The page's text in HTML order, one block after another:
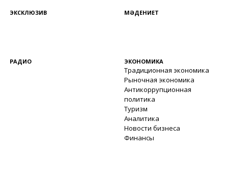
ЭКСКЛЮЗИВ МӘДЕНИЕТ
РАДИО ЭКОНОМИКА
Традиционная экономика
Рыночная экономика
Антикоррупционная
политика
Туризм
Аналитика
Новости бизнеса
Финансы